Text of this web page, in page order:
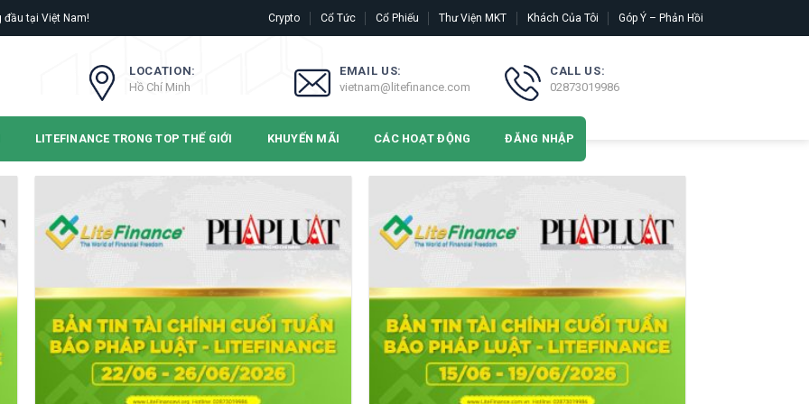
đầu tại Việt Nam! Crypto Cổ Tức Cổ Phiếu Thư Viện MKT Khách Của Tôi Góp Ý – Phản Hồi
LOCATION:
Hồ Chí Minh
EMAIL US:
vietnam@litefinance.com
CALL US:
02873019986
LITEFINANCE TRONG TOP THẾ GIỚI KHUYẾN MÃI CÁC HOẠT ĐỘNG ĐĂNG NHẬP